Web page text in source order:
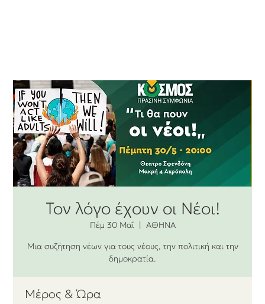
Τον λόγο έχουν οι Νέοι!
Πέμ 30 Μαΐ
  |
ΑΘΗΝΑ
Μια συζήτηση νέων για τους νέους, την πολιτική και την
Μέρος & Ώρα